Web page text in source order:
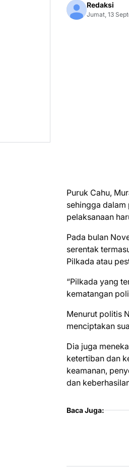
Redaksi
Jumat, 13
Puruk Cahu,
sehingga dalam
pelaksanaan
Pada bulan
serentak
Pilkada atau
“Pilkada yang
kematangan
Menurut politis
menciptakan
Dia juga
ketertiban dan
keamanan,
dan
Baca Juga: